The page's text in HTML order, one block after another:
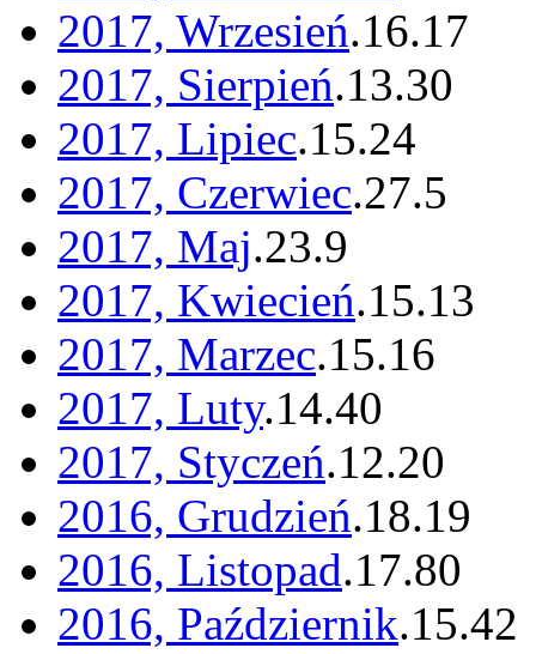
2017, Wrzesień.16.17
2017, Sierpień.13.30
2017, Lipiec.15.24
2017, Czerwiec.27.5
2017, Maj.23.9
2017, Kwiecień.15.13
2017, Marzec.15.16
2017, Luty.14.40
2017, Styczeń.12.20
2016, Grudzień.18.19
2016, Listopad.17.80
2016, Październik.15.42